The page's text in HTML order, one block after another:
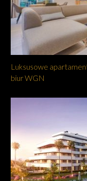
Luksusowe
biur WGN